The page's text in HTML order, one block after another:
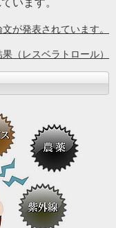
が発表されています。
（レスベラトロール）